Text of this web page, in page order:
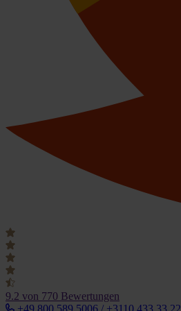
9.2 von 770 Bewertungen
+49 800 589 5006 / +3110 433 33 22